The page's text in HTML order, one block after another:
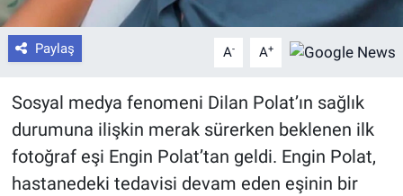
Paylaş A- A+
Sosyal medya fenomeni Dilan Polat’ın sağlık
durumuna ilişkin merak sürerken beklenen ilk
fotoğraf eşi Engin Polat’tan geldi. Engin Polat,
hastanedeki tedavisi devam eden eşinin bir